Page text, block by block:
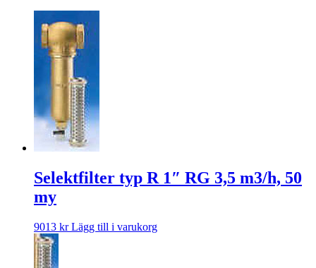
Selektfilter typ R 1″ RG 3,5 m3/h, 50
my
9013 kr Lägg till i varukorg